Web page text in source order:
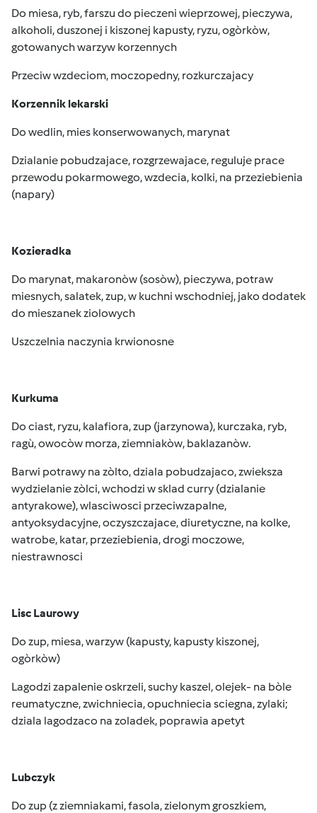
Do miesa, ryb, farszu do pieczeni wieprzowej, pieczywa,
alkoholi, duszonej i kiszonej kapusty, ryzu, ogòrkòw,
gotowanych warzyw korzennych
Przeciw wzdeciom, moczopedny, rozkurczajacy
Korzennik lekarski
Do wedlin, mies konserwowanych, marynat
Dzialanie pobudzajace, rozgrzewajace, reguluje prace
przewodu pokarmowego, wzdecia, kolki, na przeziebienia
(napary)
Kozieradka
Do marynat, makaronòw (sosòw), pieczywa, potraw
miesnych, salatek, zup, w kuchni wschodniej, jako dodatek
do mieszanek ziolowych
Uszczelnia naczynia krwionosne
Kurkuma
Do ciast, ryzu, kalafiora, zup (jarzynowa), kurczaka, ryb,
ragù, owocòw morza, ziemniakòw, baklazanòw.
Barwi potrawy na zòlto, dziala pobudzajaco, zwieksza
wydzielanie zòlci, wchodzi w sklad curry (dzialanie
antyrakowe), wlasciwosci przeciwzapalne,
antyoksydacyjne, oczyszczajace, diuretyczne, na kolke,
watrobe, katar, przeziebienia, drogi moczowe,
niestrawnosci
Lisc Laurowy
Do zup, miesa, warzyw (kapusty, kapusty kiszonej,
ogòrkòw)
Lagodzi zapalenie oskrzeli, suchy kaszel, olejek- na bòle
reumatyczne, zwichniecia, opuchniecia sciegna, zylaki;
dziala lagodzaco na zoladek, poprawia apetyt
Lubczyk
Do zup (z ziemniakami, fasola, zielonym groszkiem,